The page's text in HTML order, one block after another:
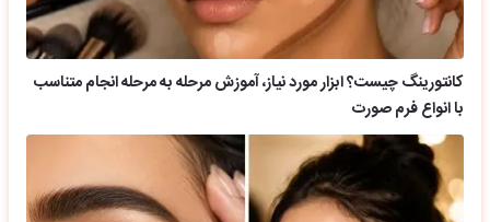
کانتورینگ چیست؟ ابزار مورد نیاز، آموزش مرحله به مرحله انجام متناسب
با انواع فرم صورت